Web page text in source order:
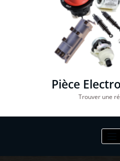
Pièce
Trouver une